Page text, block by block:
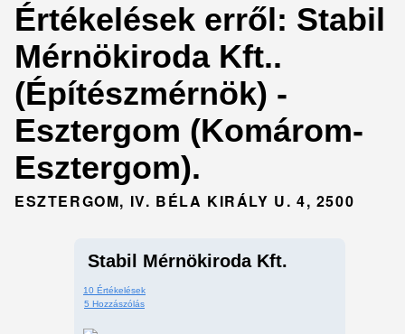
Értékelések erről: Stabil
Mérnökiroda Kft..
(Építészmérnök) -
Esztergom (Komárom-
Esztergom).
ESZTERGOM, IV. BÉLA KIRÁLY U. 4, 2500
Stabil Mérnökiroda Kft.
10 Értékelések
5 Hozzászólás